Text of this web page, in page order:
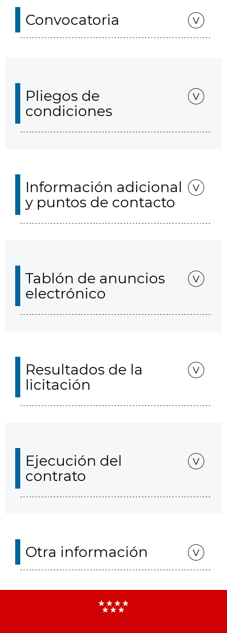
Convocatoria
Pliegos de
condiciones
Información adicional
y puntos de contacto
Tablón de anuncios
electrónico
Resultados de la
licitación
Ejecución del
contrato
Otra información